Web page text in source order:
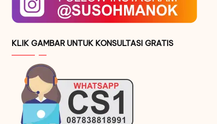
KLIK GAMBAR UNTUK KONSULTASI GRATIS